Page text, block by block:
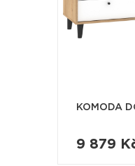
KOMODA
9 879